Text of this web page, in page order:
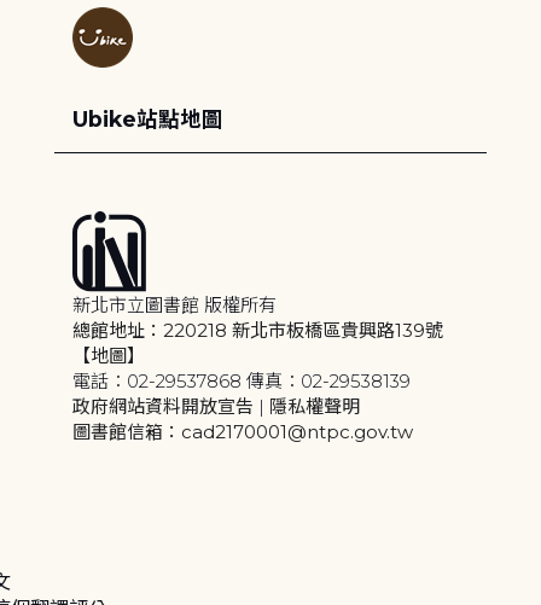
Ubike站點地圖
新北市立圖書館 版權所有
總館地址：220218 新北市板橋區貴興路139號
【地圖】
電話：02-29537868 傳真：02-29538139
政府網站資料開放宣告 | 隱私權聲明
圖書館信箱：cad2170001@ntpc.gov.tw